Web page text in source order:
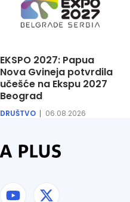
EKSPO 2027: Papua
Nova Gvineja potvrdila
učešće na Ekspu 2027
Beograd
DRUŠTVO 06.08.2026